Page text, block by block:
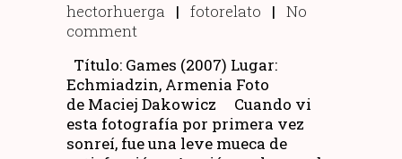
hectorhuerga | fotorelato | No
comment
Título: Games (2007) Lugar:
Echmiadzin, Armenia Foto
de Maciej Dakowicz Cuando vi
esta fotografía por primera vez
sonreí, fue una leve mueca de